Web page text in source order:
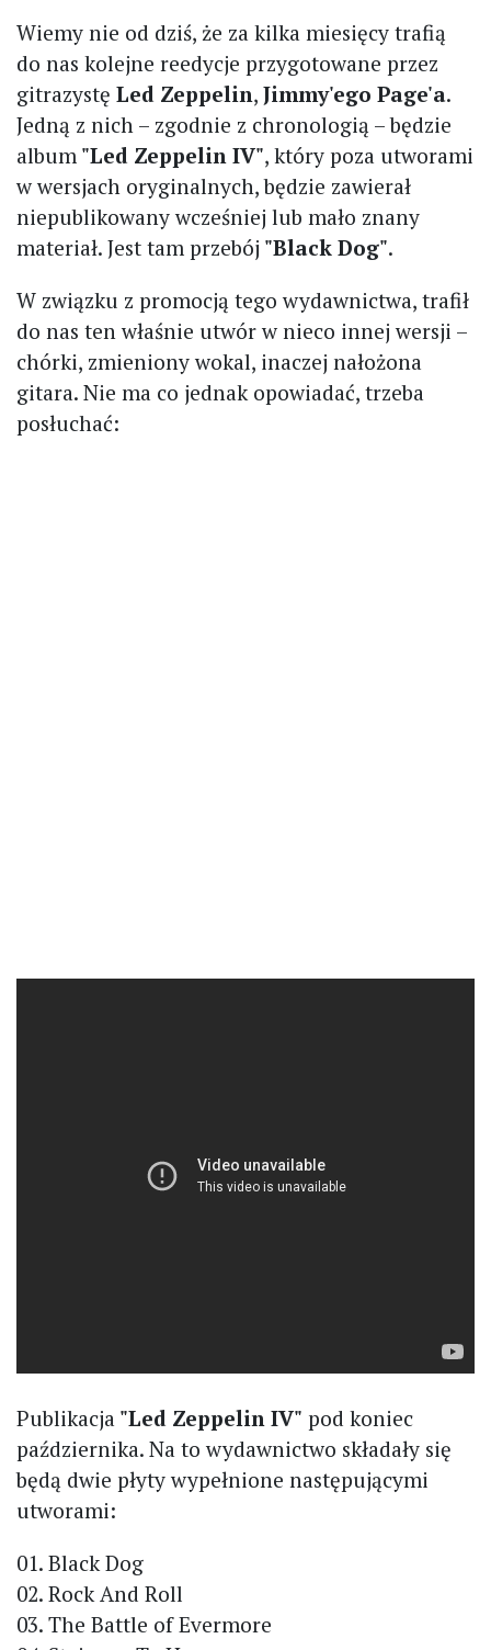
Wiemy nie od dziś, że za kilka miesięcy trafią
do nas kolejne reedycje przygotowane przez
gitrazystę Led Zeppelin, Jimmy'ego Page'a.
Jedną z nich – zgodnie z chronologią – będzie
album "Led Zeppelin IV", który poza utworami
w wersjach oryginalnych, będzie zawierał
niepublikowany wcześniej lub mało znany
materiał. Jest tam przebój "Black Dog".
W związku z promocją tego wydawnictwa, trafił
do nas ten właśnie utwór w nieco innej wersji –
chórki, zmieniony wokal, inaczej nałożona
gitara. Nie ma co jednak opowiadać, trzeba
posłuchać:
Publikacja "Led Zeppelin IV" pod koniec
października. Na to wydawnictwo składały się
będą dwie płyty wypełnione następującymi
utworami:
01. Black Dog
02. Rock And Roll
03. The Battle of Evermore